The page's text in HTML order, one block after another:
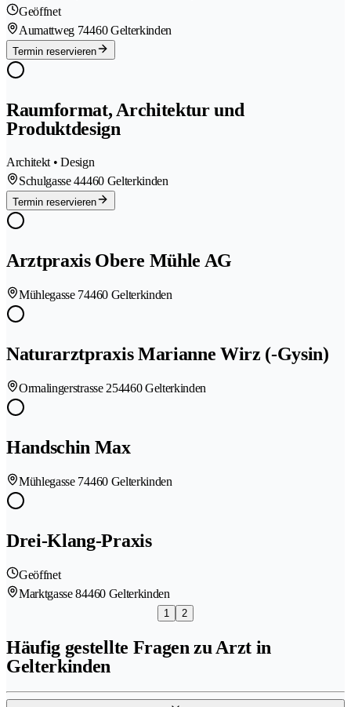
Geöffnet
Aumattweg 74460 Gelterkinden
Termin reservieren
Raumformat, Architektur und
Produktdesign
Architekt • Design
Schulgasse 44460 Gelterkinden
Termin reservieren
Arztpraxis Obere Mühle AG
Mühlegasse 74460 Gelterkinden
Naturarztpraxis Marianne Wirz (-Gysin)
Ormalingerstrasse 254460 Gelterkinden
Handschin Max
Mühlegasse 74460 Gelterkinden
Drei-Klang-Praxis
Geöffnet
Marktgasse 84460 Gelterkinden
1 2
Häufig gestellte Fragen zu Arzt in
Gelterkinden